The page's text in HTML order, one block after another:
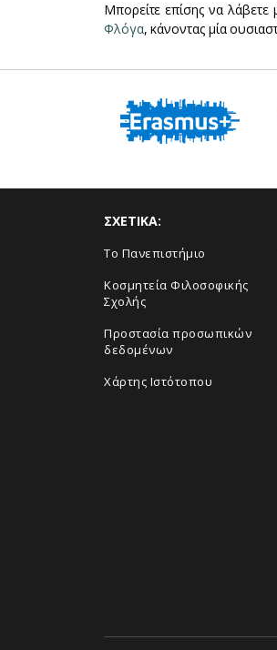
Μπορείτε επίσης να
Φλόγα, κάνοντας μία
ΣΧΕΤΙΚΑ:
Το Πανεπιστήμιο
Κοσμητεία Φιλοσοφικής
Σχολής
Προστασία προσωπικών
δεδομένων
Χάρτης Ιστότοπου